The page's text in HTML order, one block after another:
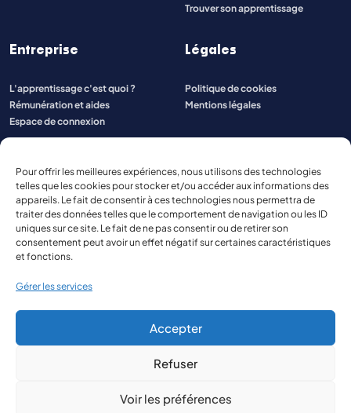
Pour offrir les meilleures expériences, nous utilisons des technologies
telles que les cookies pour stocker et/ou accéder aux informations des
appareils. Le fait de consentir à ces technologies nous permettra de
traiter des données telles que le comportement de navigation ou les ID
uniques sur ce site. Le fait de ne pas consentir ou de retirer son
consentement peut avoir un effet négatif sur certaines caractéristiques
et fonctions.
Gérer les services
Accepter
Refuser
Voir les préférences
Trouver son apprentissage
Entreprise
L'apprentissage c'est quoi ?
Rémunération et aides
Espace de connexion
Légales
Politique de cookies
Mentions légales
© 2026 Aspect Aquitaine